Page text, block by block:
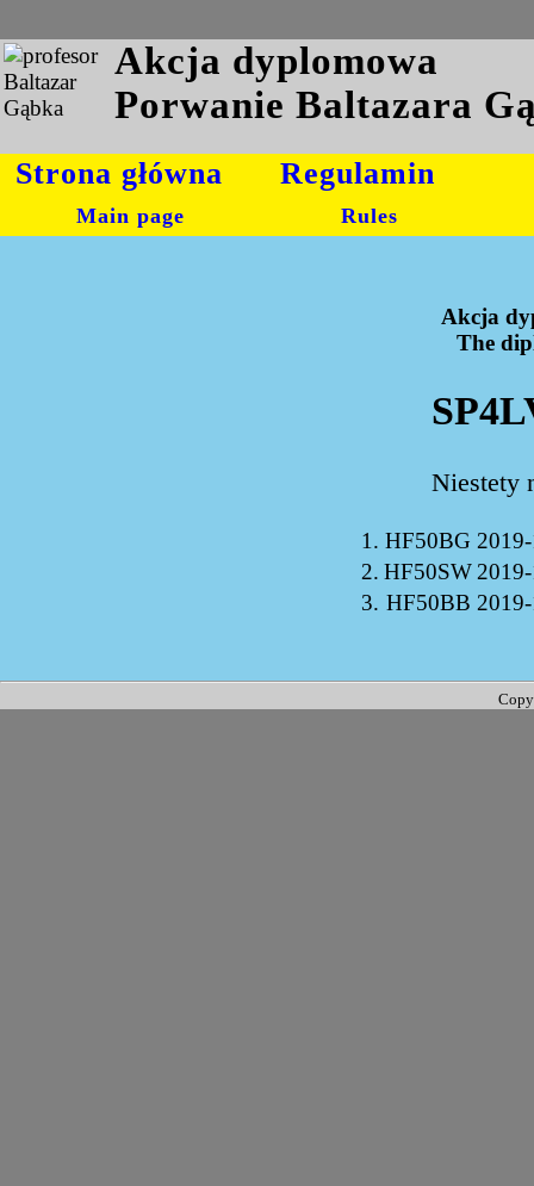
Akcja dyplomowa
Porwanie Baltazara
Strona główna
Main page
Regulamin
Rules
Akcja
The
Niestety
1. HF50BG
2. HF50SW
3. HF50BB